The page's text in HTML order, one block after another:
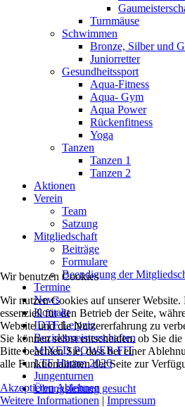
Turnmäuse
Schwimmen
Bronze, Silber und
Juniorretter
Gesundheitssport
Aqua-Fitness
Aqua- Gym
Aqua Power
Rückenfitness
Yoga
Tanzen
Tanzen 1
Tanzen 2
Aktionen
Verein
Team
Satzung
Mitgliedschaft
Beiträge
Formulare
Beendigung der
Termine
News
Kontakt
IDTF Leipzig
Bezirksmeisterschaften
MIXED POWER FIT
LTF Hamm 2026
Jungenturnen
Übungsleitung gesucht
Wir benutzen Cookies
Wir nutzen Cookies auf unserer
essenziell für den Betrieb der Seite,
Website und die Nutzererfahrung zu
Sie können selbst entscheiden, ob Sie
Bitte beachten Sie, dass bei einer
alle Funktionalitäten der Seite zur
AkzeptierenAblehnen
Weitere Informationen | Impressum